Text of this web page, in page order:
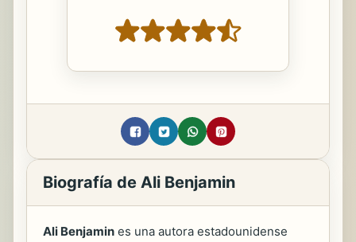
Biografía de Ali Benjamin
Ali Benjamin es una autora estadounidense